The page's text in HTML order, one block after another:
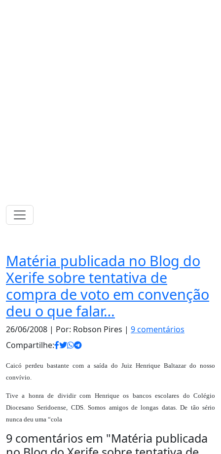
Matéria publicada no Blog do
Xerife sobre tentativa de
compra de voto em convenção
deu o que falar…
26/06/2008 | Por: Robson Pires | 9 comentários
Compartilhe:
Caicó perdeu bastante com a saída do Juiz Henrique Baltazar do nosso
convívio.
Tive a honra de dividir com Henrique os bancos escolares do Colégio
Diocesano Seridoense, CDS. Somos amigos de longas datas. De tão sério
nunca deu uma “cola
9 comentários em "Matéria publicada